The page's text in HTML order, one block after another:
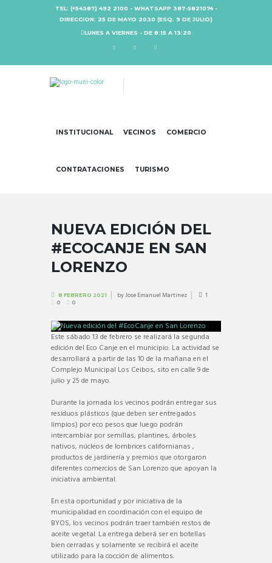
TEL: (+54387) 492 2100 - WHATSAPP 387-5821074 -
DIRECCION: 25 DE MAYO 2030 (ESQ. 9 DE JULIO)
LUNES A VIERNES - DE 8:15 A 13:20
INSTITUCIONAL VECINOS COMERCIO
CONTRATACIONES TURISMO
NUEVA EDICIÓN DEL
#ECOCANJE EN SAN
LORENZO
8 FEBRERO 2021 byJose Emanuel Martinez 1
0 0
Este sábado 13 de febrero se realizará la segunda
edición del Eco Canje en el municipio. La actividad se
desarrollará a partir de las 10 de la mañana en el
Complejo Municipal Los Ceibos, sito en calle 9 de
julio y 25 de mayo.
Durante la jornada los vecinos podrán entregar sus
residuos plásticos (que deben ser entregados
limpios) por eco pesos que luego podrán
intercambiar por semillas, plantines, árboles
nativos, núcleos de lombrices californianas ,
productos de jardinería y premios que otorgaron
diferentes comercios de San Lorenzo que apoyan la
iniciativa ambiental.
En esta oportunidad y por iniciativa de la
municipalidad en coordinación con el equipo de
BYOS, los vecinos podrán traer también restos de
aceite vegetal. La entrega deberá ser en botellas
bien cerradas y solamente se recibirá el aceite
utilizado para la cocción de alimentos.